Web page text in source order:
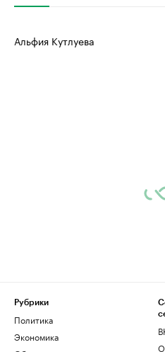
Альфия Кутлуева
Рубрики
Политика
Экономика